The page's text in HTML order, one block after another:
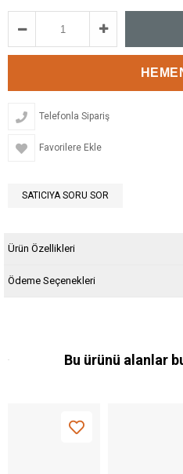
Telefonla Sipariş
Favorilere Ekle
SATICIYA SORU SOR
Ürün Özellikleri
Ödeme Seçenekleri
Bu ürünü alanlar